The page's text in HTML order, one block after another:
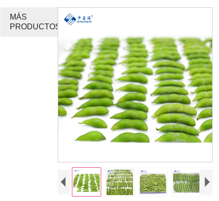
MÁS
PRODUCTOS